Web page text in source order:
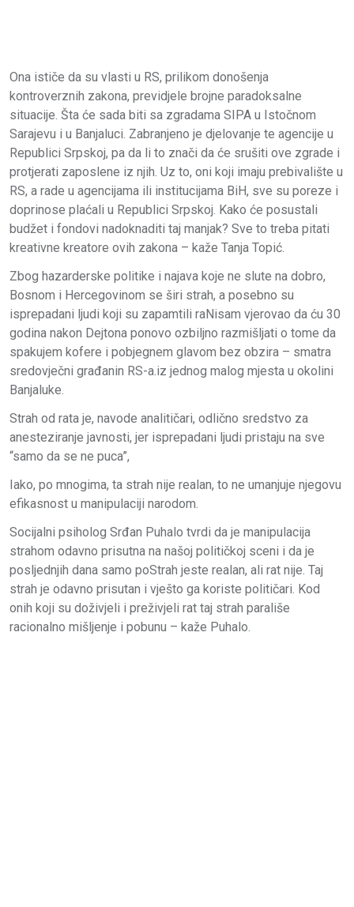
Ona ističe da su vlasti u RS, prilikom donošenja
kontroverznih zakona, previdjele brojne paradoksalne
situacije. Šta će sada biti sa zgradama SIPA u Istočnom
Sarajevu i u Banjaluci. Zabranjeno je djelovanje te agencije u
Republici Srpskoj, pa da li to znači da će srušiti ove zgrade i
protjerati zaposlene iz njih. Uz to, oni koji imaju prebivalište u
RS, a rade u agencijama ili institucijama BiH, sve su poreze i
doprinose plaćali u Republici Srpskoj. Kako će posustali
budžet i fondovi nadoknaditi taj manjak? Sve to treba pitati
kreativne kreatore ovih zakona – kaže Tanja Topić.
Zbog hazarderske politike i najava koje ne slute na dobro,
Bosnom i Hercegovinom se širi strah, a posebno su
isprepadani ljudi koji su zapamtili raNisam vjerovao da ću 30
godina nakon Dejtona ponovo ozbiljno razmišljati o tome da
spakujem kofere i pobjegnem glavom bez obzira – smatra
sredovječni građanin RS-a.iz jednog malog mjesta u okolini
Banjaluke.
Strah od rata je, navode analitičari, odlično sredstvo za
anesteziranje javnosti, jer isprepadani ljudi pristaju na sve
“samo da se ne puca”,
Iako, po mnogima, ta strah nije realan, to ne umanjuje njegovu
efikasnost u manipulaciji narodom.
Socijalni psiholog Srđan Puhalo tvrdi da je manipulacija
strahom odavno prisutna na našoj političkoj sceni i da je
posljednjih dana samo poStrah jeste realan, ali rat nije. Taj
strah je odavno prisutan i vješto ga koriste političari. Kod
onih koji su doživjeli i preživjeli rat taj strah parališe
racionalno mišljenje i pobunu – kaže Puhalo.